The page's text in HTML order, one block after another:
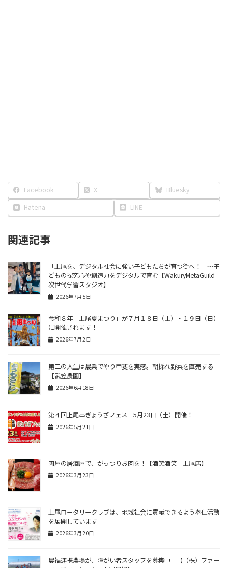
Facebook X
Bluesky
Hatena
LINE
関連記事
「上尾を、デジタル社会に強い子どもたちが育つ街へ！」〜子
どもの探究心や創造力をデジタルで育む【WakuryMetaGuild
次世代学習スタジオ】
2026年7月5日
令和８年「上尾夏まつり」が７月１８日（土）・１９日（日）
に開催されます！
2026年7月2日
第二の人生は農業でやり甲斐を実感。朝採れ野菜を直売する
【武笠農園】
2026年6月18日
第４回上尾串ぎょうざフェス 5月23日（土）開催！
2026年5月21日
肉屋の居酒屋で、がっつりお肉を！【酒笑酒笑 上尾店】
2026年3月23日
上尾ロータリークラブは、地域社会に貢献できるよう奉仕活動
を展開しています
2026年3月20日
農福連携農場が、障がい者スタッフを募集中 【（株）ファー